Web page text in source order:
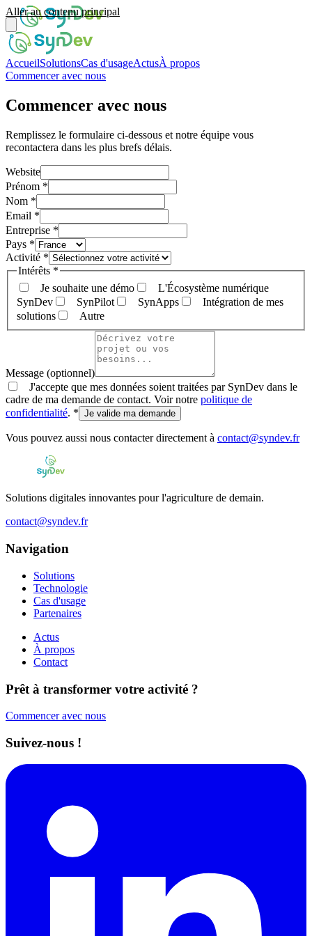
Aller au contenu principal
AccueilSolutionsCas d'usageActusÀ propos
Commencer avec nous
Commencer avec nous
Remplissez le formulaire ci-dessous et notre équipe vous
recontactera dans les plus brefs délais.
Website
Prénom *
Nom *
Email *
Entreprise *
Pays *
Activité *
Intérêts *
Je souhaite une démo
L'Écosystème numérique
SynDev
SynPilot SynApps
Intégration de mes
solutions
Autre
Message (optionnel)
J'accepte que mes données soient traitées par SynDev dans le
cadre de ma demande de contact. Voir notre politique de
confidentialité. * Je valide ma demande
Vous pouvez aussi nous contacter directement à contact@syndev.fr
Solutions digitales innovantes pour l'agriculture de demain.
contact@syndev.fr
Navigation
Solutions
Technologie
Cas d'usage
Partenaires
Actus
À propos
Contact
Prêt à transformer votre activité ?
Commencer avec nous
Suivez-nous !